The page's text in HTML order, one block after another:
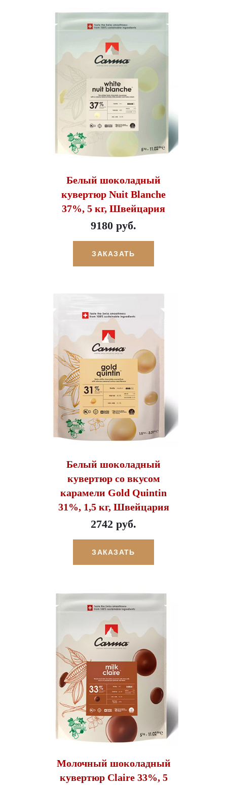
Белый шоколадный
кувертюр Nuit Blanche
37%, 5 кг, Швейцария
9180 руб.
ЗАКАЗАТЬ
Белый шоколадный
кувертюр со вкусом
карамели Gold Quintin
31%, 1,5 кг, Швейцария
2742 руб.
ЗАКАЗАТЬ
Молочный шоколадный
кувертюр Claire 33%, 5